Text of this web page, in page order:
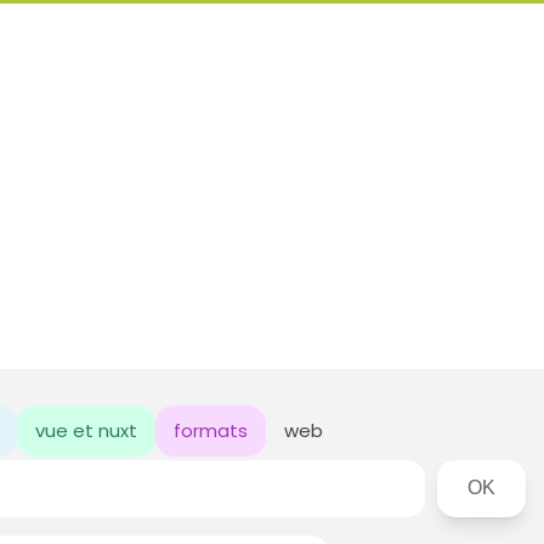
vue et nuxt formats web
Rechercher